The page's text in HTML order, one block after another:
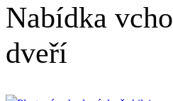
Nabídka
dveří